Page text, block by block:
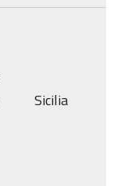
Sicilia